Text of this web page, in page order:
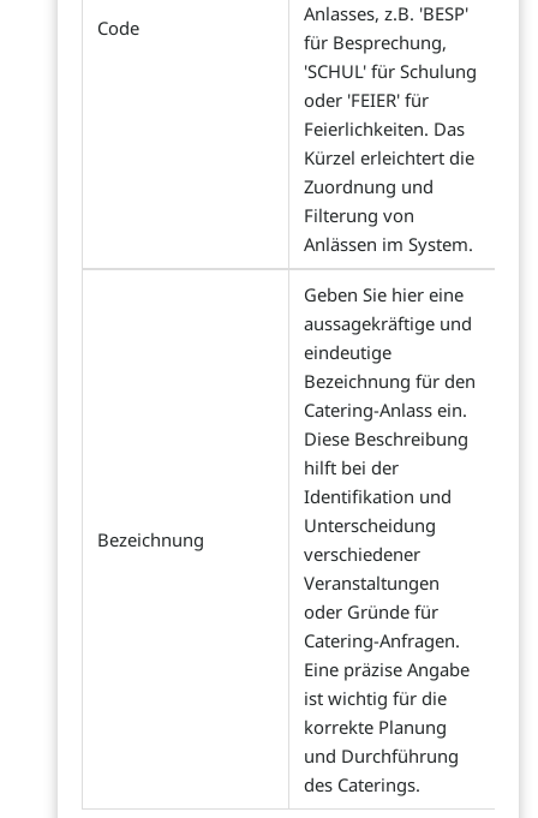
Code
Anlasses, z.B. 'BESP'
für Besprechung,
'SCHUL' für Schulung
oder 'FEIER' für
Feierlichkeiten. Das
Kürzel erleichtert die
Zuordnung und
Filterung von
Anlässen im System.
Bezeichnung
Geben Sie hier eine
aussagekräftige und
eindeutige
Bezeichnung für den
Catering-Anlass ein.
Diese Beschreibung
hilft bei der
Identifikation und
Unterscheidung
verschiedener
Veranstaltungen
oder Gründe für
Catering-Anfragen.
Eine präzise Angabe
ist wichtig für die
korrekte Planung
und Durchführung
des Caterings.